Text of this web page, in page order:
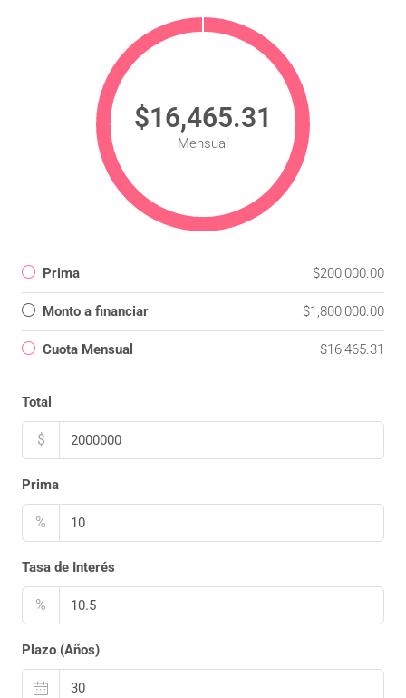
$16,465.31
Mensual
Prima $200,000.00
Monto a financiar $1,800,000.00
Cuota Mensual $16,465.31
Total
$
Prima
%
Tasa de Interés
%
Plazo (Años)